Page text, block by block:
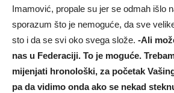
Imamović, propale su jer se odmah išlo
sporazum što je nemoguće, da sve
sto i da se svi oko svega slože. -Ali
nas u Federaciji. To je moguće.
mijenjati hronološki, za početak
pa da vidimo onda ako se nekad